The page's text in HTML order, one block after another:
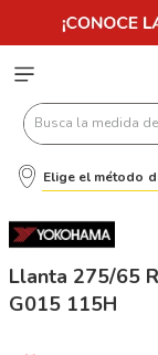
Busca la
Elige el método
Llanta 275/65
G015 115H